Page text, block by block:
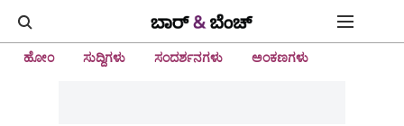
ಹೋಂ ಸುದ್ದಿಗಳು ಸಂದರ್ಶನಗಳು ಅಂಕಣಗಳು